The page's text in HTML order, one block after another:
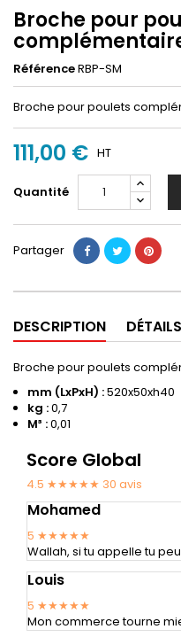
Broche pour
RéférenceRBP-SM
Broche pour poulets
111,00 € HT
Quantité
Partager
DESCRIPTION
Broche pour poulets
mm (LxPxH) :520x50xh40
kg :0,7
M³ :0,01
Score Global
4.5 ★★★★★ 30 avis
Mohamed
5 ★★★★★
Wallah, si tu appelle tu
Louis
5 ★★★★★
Mon commerce tourne